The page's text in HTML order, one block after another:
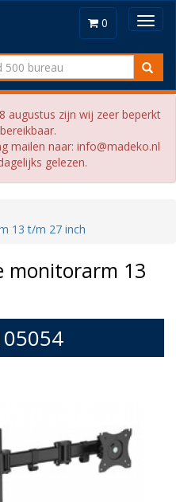
0
augustus zijn wij zeer beperkt
mailen naar: info@madeko.nl
gelezen.
13 t/m 27 inch
monitorarm 13